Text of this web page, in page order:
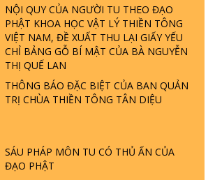
NỘI QUY CỦA NGƯỜI TU THEO ĐẠO
PHẬT KHOA HỌC VẬT LÝ THIỀN TÔNG
VIỆT NAM, ĐỀ XUẤT THU LẠI GIẤY YẾU
CHỈ BẢNG GỖ BÍ MẬT CỦA BÀ NGUYỄN
THỊ QUẾ LAN
THÔNG BÁO ĐẶC BIỆT CỦA BAN QUẢN
TRỊ CHÙA THIỀN TÔNG TÂN DIỆU
SÁU PHÁP MÔN TU CÓ THỦ ẤN CỦA
ĐẠO PHẬT
LÀ AI? QUỶ SA TĂNG? | TTTD
GIẢI ĐÁP THIỀN TÔNG ĐẶC BIỆT P22 - TẠI
SAO TRÁI ĐẤT NHIỀU THIÊN TAI - LŨ LỤT
- HỎA HOẠN | TTTD